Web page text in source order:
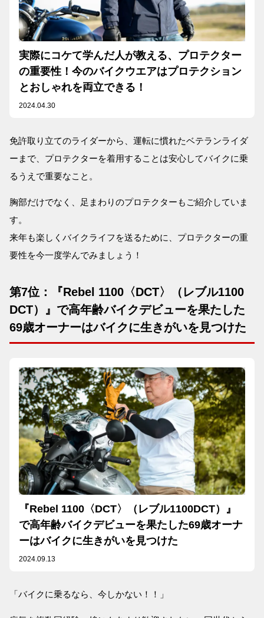
実際にコケて学んだ人が教える、プロテクター
の重要性！今のバイクウエアはプロテクション
とおしゃれを両立できる！
2024.04.30
免許取り立てのライダーから、運転に慣れたベテランライダ
ーまで、プロテクターを着用することは安心してバイクに乗
るうえで重要なこと。
胸部だけでなく、足まわりのプロテクターもご紹介していま
す。
来年も楽しくバイクライフを送るために、プロテクターの重
要性を今一度学んでみましょう！
第7位：『Rebel 1100〈DCT〉（レブル1100
DCT）』で高年齢バイクデビューを果たした
69歳オーナーはバイクに生きがいを見つけた
『Rebel 1100〈DCT〉（レブル1100DCT）』
で高年齢バイクデビューを果たした69歳オーナ
ーはバイクに生きがいを見つけた
2024.09.13
「バイクに乗るなら、今しかない！！」